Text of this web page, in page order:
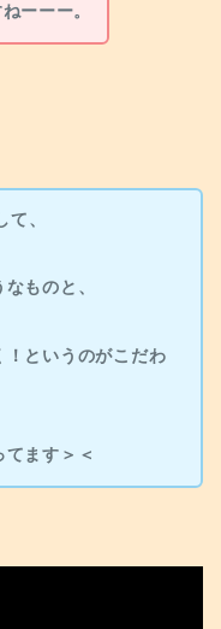
ーーー。
、
ものと、
というのがこだわ
てます＞＜